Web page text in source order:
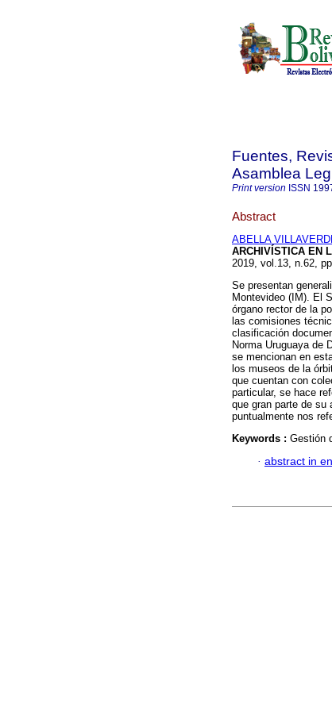
Fuentes,
Asamblea
Print version ISSN
Abstract
ABELLA
ARCHIVÍSTICA EN
2019, vol.13, n.62,
Se presentan
Montevideo (IM). El
órgano rector de la
las comisiones
clasificación
Norma Uruguaya de
se mencionan en
los museos de la
que cuentan con
particular, se hace
que gran parte de su
puntualmente nos
Keywords : Gestión
· abstract in